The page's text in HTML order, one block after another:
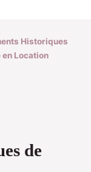
Historiques
Location
de